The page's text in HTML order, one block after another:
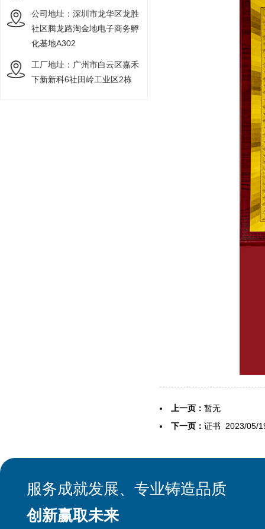
公司地址：深圳市龙华区龙胜
社区腾龙路淘金地电子商务孵
化基地A302
工厂地址：广州市白云区嘉禾
下新新科6社田岭工业区2栋
上一页： 暂无
下一页： 证书 2023/05/
服务成就发展、专业铸造品质
创新赢取未来